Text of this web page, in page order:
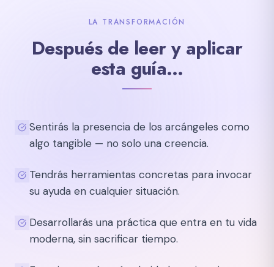
LA TRANSFORMACIÓN
Después de leer y aplicar
esta guía…
Sentirás la presencia de los arcángeles como
algo tangible — no solo una creencia.
Tendrás herramientas concretas para invocar
su ayuda en cualquier situación.
Desarrollarás una práctica que entra en tu vida
moderna, sin sacrificar tiempo.